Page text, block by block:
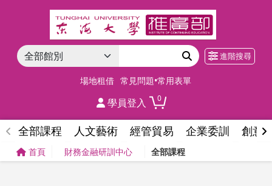
進階搜尋
場地租借 常見問題•常用表單
學員登入 0
全部課程 人文藝術 經管貿易 企業委訓 創意
首頁 財務金融研訓中心 全部課程